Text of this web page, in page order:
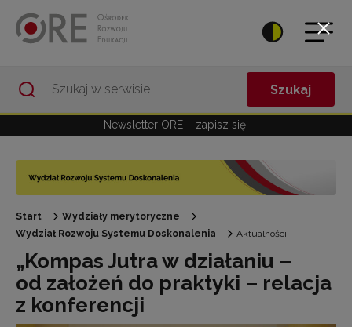
Szukaj
Newsletter ORE – zapisz się!
Start
Wydziały merytoryczne
Wydział Rozwoju Systemu Doskonalenia
Aktualności
„Kompas Jutra w działaniu –
od założeń do praktyki – relacja
z konferencji